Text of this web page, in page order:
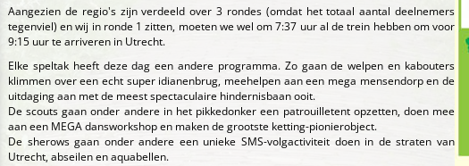
Aangezien de regio's zijn verdeeld over 3 rondes (omdat het totaal aantal deelnemers
tegenviel) en wij in ronde 1 zitten, moeten we wel om 7:37 uur al de trein hebben om voor
9:15 uur te arriveren in Utrecht.
Elke speltak heeft deze dag een andere programma. Zo gaan de welpen en kabouters
klimmen over een echt super idianenbrug, meehelpen aan een mega mensendorp en de
uitdaging aan met de meest spectaculaire hindernisbaan ooit.
De scouts gaan onder andere in het pikkedonker een patrouilletent opzetten, doen mee
aan een MEGA dansworkshop en maken de grootste ketting-pionierobject.
De sherows gaan onder andere een unieke SMS-volgactiviteit doen in de straten van
Utrecht, abseilen en aquabellen.